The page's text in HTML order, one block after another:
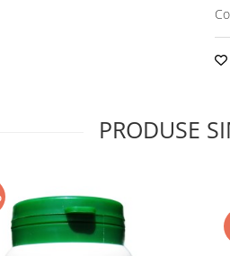
PRODUSE